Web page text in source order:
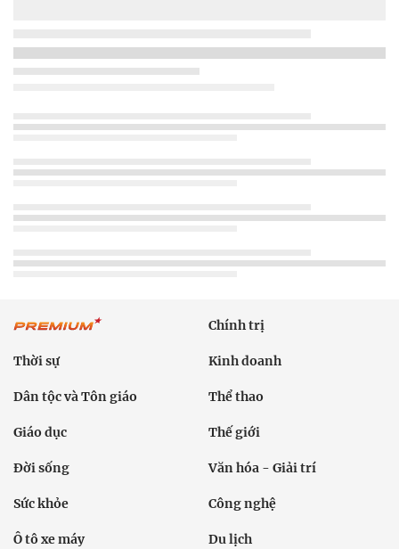
Chính trị
Thời sự Kinh doanh
Dân tộc và Tôn giáo Thể thao
Giáo dục Thế giới
Đời sống Văn hóa - Giải trí
Sức khỏe Công nghệ
Ô tô xe máy Du lịch